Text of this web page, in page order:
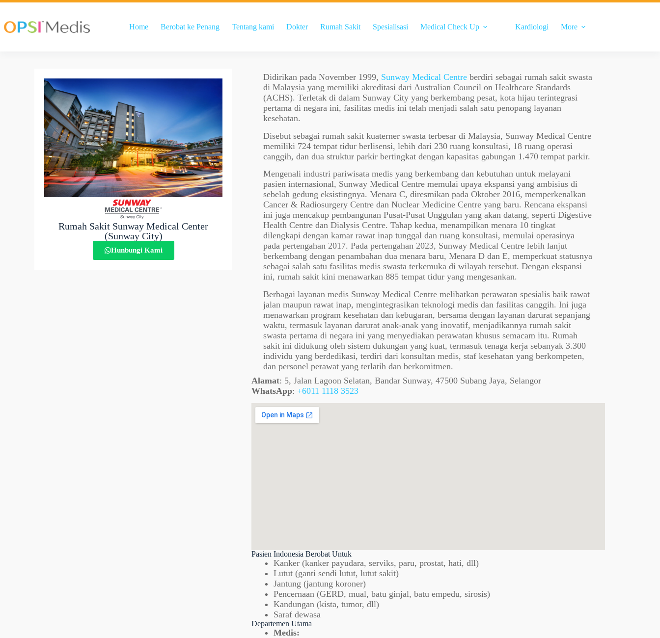
Home Berobat ke Penang Tentang kami Dokter Rumah Sakit Spesialisasi Medical Check Up Kardiologi More
Rumah Sakit Sunway Medical Center
(Sunway City)
Hunbungi Kami
Didirikan pada November 1999, Sunway Medical Centre berdiri sebagai rumah sakit swasta
di Malaysia yang memiliki akreditasi dari Australian Council on Healthcare Standards
(ACHS). Terletak di dalam Sunway City yang berkembang pesat, kota hijau terintegrasi
pertama di negara ini, fasilitas medis ini telah menjadi salah satu penopang layanan
kesehatan.
Disebut sebagai rumah sakit kuaterner swasta terbesar di Malaysia, Sunway Medical Centre
memiliki 724 tempat tidur berlisensi, lebih dari 230 ruang konsultasi, 18 ruang operasi
canggih, dan dua struktur parkir bertingkat dengan kapasitas gabungan 1.470 tempat parkir.
Mengenali industri pariwisata medis yang berkembang dan kebutuhan untuk melayani
pasien internasional, Sunway Medical Centre memulai upaya ekspansi yang ambisius di
sebelah gedung eksistingnya. Menara C, diresmikan pada Oktober 2016, memperkenalkan
Cancer & Radiosurgery Centre dan Nuclear Medicine Centre yang baru. Rencana ekspansi
ini juga mencakup pembangunan Pusat-Pusat Unggulan yang akan datang, seperti Digestive
Health Centre dan Dialysis Centre. Tahap kedua, menampilkan menara 10 tingkat
dilengkapi dengan kamar rawat inap tunggal dan ruang konsultasi, memulai operasinya
pada pertengahan 2017. Pada pertengahan 2023, Sunway Medical Centre lebih lanjut
berkembang dengan penambahan dua menara baru, Menara D dan E, memperkuat statusnya
sebagai salah satu fasilitas medis swasta terkemuka di wilayah tersebut. Dengan ekspansi
ini, rumah sakit kini menawarkan 885 tempat tidur yang mengesankan.
Berbagai layanan medis Sunway Medical Centre melibatkan perawatan spesialis baik rawat
jalan maupun rawat inap, mengintegrasikan teknologi medis dan fasilitas canggih. Ini juga
menawarkan program kesehatan dan kebugaran, bersama dengan layanan darurat sepanjang
waktu, termasuk layanan darurat anak-anak yang inovatif, menjadikannya rumah sakit
swasta pertama di negara ini yang menyediakan perawatan khusus semacam itu. Rumah
sakit ini didukung oleh sistem dukungan yang kuat, termasuk tenaga kerja sebanyak 3.300
individu yang berdedikasi, terdiri dari konsultan medis, staf kesehatan yang berkompeten,
dan personel perawat yang terlatih dan berkomitmen.
Alamat: 5, Jalan Lagoon Selatan, Bandar Sunway, 47500 Subang Jaya, Selangor
WhatsApp: +6011 1118 3523
Pasien Indonesia Berobat Untuk
Kanker (kanker payudara, serviks, paru, prostat, hati, dll)
Lutut (ganti sendi lutut, lutut sakit)
Jantung (jantung koroner)
Pencernaan (GERD, mual, batu ginjal, batu empedu, sirosis)
Kandungan (kista, tumor, dll)
Saraf dewasa
Departemen Utama
Medis: